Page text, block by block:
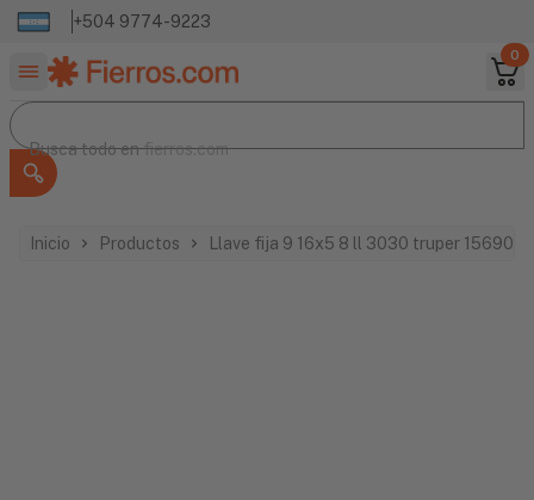
+504 9774-9223
0
Buscar productos
Busca todo en
Busca todo enfierros.com
Inicio Productos Llave fija 9 16x5 8 ll 3030 truper 15690